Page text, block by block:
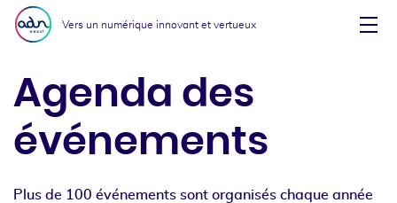
Aller au menu
Aller au contenu
Vers un numérique innovant et vertueux
Agenda des
événements
Plus de 100 événements sont organisés chaque année